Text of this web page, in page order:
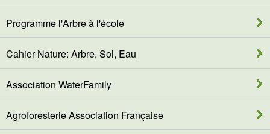
Programme l'Arbre à l'école
Cahier Nature: Arbre, Sol, Eau
Association WaterFamily
Agroforesterie Association Française